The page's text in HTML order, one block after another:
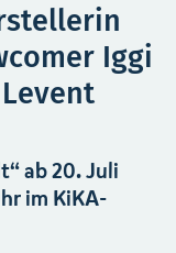
Iggi
ab 20. Juli
im KiKA-